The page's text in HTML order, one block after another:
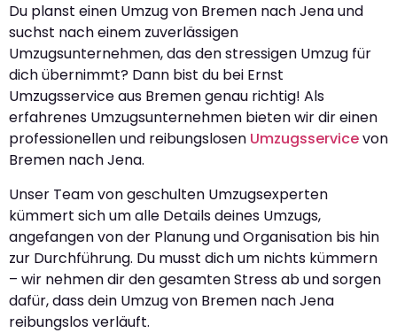
Du planst einen Umzug von Bremen nach Jena und
suchst nach einem zuverlässigen
Umzugsunternehmen, das den stressigen Umzug für
dich übernimmt? Dann bist du bei Ernst
Umzugsservice aus Bremen genau richtig! Als
erfahrenes Umzugsunternehmen bieten wir dir einen
professionellen und reibungslosen Umzugsservicevon
Bremen nach Jena.
Unser Team von geschulten Umzugsexperten
kümmert sich um alle Details deines Umzugs,
angefangen von der Planung und Organisation bis hin
zur Durchführung. Du musst dich um nichts kümmern
– wir nehmen dir den gesamten Stress ab und sorgen
dafür, dass dein Umzug von Bremen nach Jena
reibungslos verläuft.